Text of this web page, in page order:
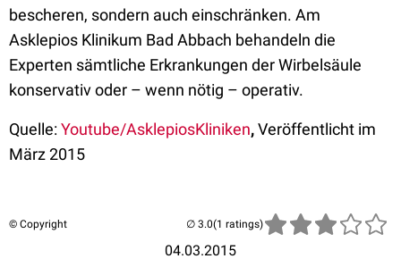
bescheren, sondern auch einschränken. Am
Asklepios Klinikum Bad Abbach behandeln die
Experten sämtliche Erkrankungen der Wirbelsäule
konservativ oder – wenn nötig – operativ.
Quelle:Youtube/AsklepiosKliniken,Veröffentlicht im
März 2015
© Copyright
04.03.2015
(1 ratings)